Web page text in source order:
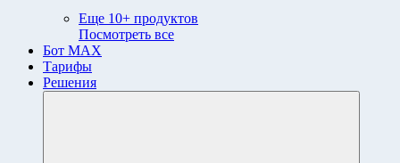
Еще 10+ продуктов
Посмотреть все
Бот MAX
Тарифы
Решения